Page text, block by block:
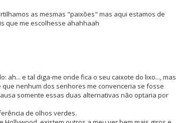
as mesmas "paixões" mas aqui estamos de
que me escolhesse ahahhaah
ah... e tal diga-me onde fica o seu caixote do lixo..., mas
nenhum dos senhores me convenceria se fosse
somente essas duas alternativas não optaria por
de olhos verdes.